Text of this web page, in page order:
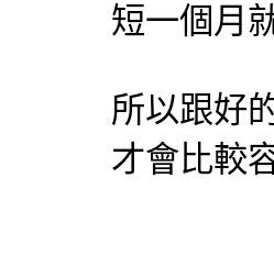
短一個月
所以跟好
才會比較